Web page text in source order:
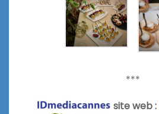
***
site web :